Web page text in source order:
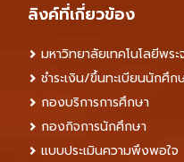
ลิงค์ที่เกี่ยวข้อง
มหาวิทยาลัยเทคโนโลยีพร
ชำระเงิน/ขึ้นทะเบียนนักศึก
กองบริการการศึกษา
กองกิจการนักศึกษา
แบบประเมินความพึงพอใจ